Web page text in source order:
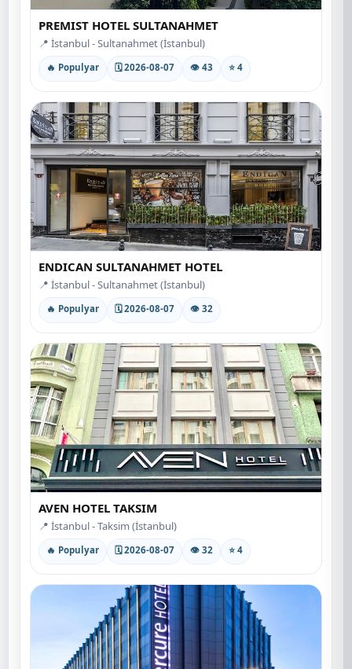
PREMIST HOTEL SULTANAHMET
📍 İstanbul - Sultanahmet (İstanbul)
🔥 Populyar 🗓 2026-08-07 👁 43 ⭐ 4
ENDICAN SULTANAHMET HOTEL
📍 İstanbul - Sultanahmet (İstanbul)
🔥 Populyar 🗓 2026-08-07 👁 32
AVEN HOTEL TAKSIM
📍 İstanbul - Taksim (İstanbul)
🔥 Populyar 🗓 2026-08-07 👁 32 ⭐ 4